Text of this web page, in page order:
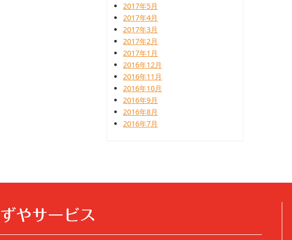
2017年5月
2017年4月
2017年3月
2017年2月
2017年1月
2016年12月
2016年11月
2016年10月
2016年9月
2016年8月
2016年7月